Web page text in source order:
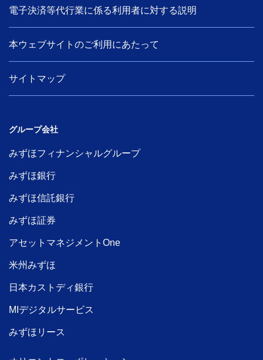
電子決済等代行業に係る利用者に対する説明
本ウェブサイトのご利用にあたって
サイトマップ
グループ会社
みずほフィナンシャルグループ
みずほ銀行
みずほ信託銀行
みずほ証券
アセットマネジメントOne
米州みずほ
日本カストディ銀行
MIデジタルサービス
みずほリース